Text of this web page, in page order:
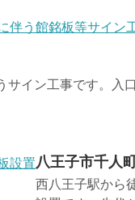
サイン工事です。入
八王子市千人
西八王子駅から